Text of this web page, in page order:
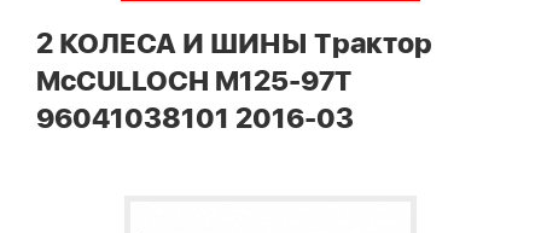
2 КОЛЕСА И ШИНЫ Трактор
McCULLOCH M125-97T
96041038101 2016-03